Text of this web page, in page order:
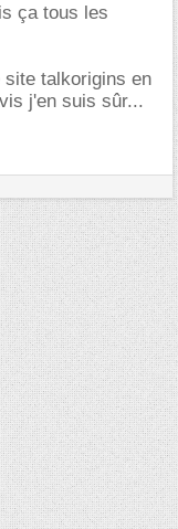
ça tous les
talkorigins en
j'en suis sûr...